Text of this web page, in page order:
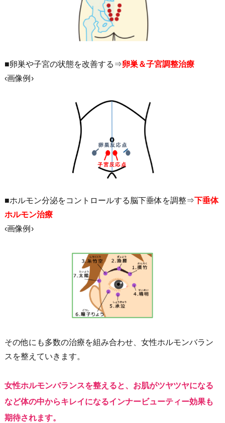
■卵巣や子宮の状態を改善する⇒卵巣＆子宮調整治療
‹画像例›
■ホルモン分泌をコントロールする脳下垂体を調整⇒下垂体
ホルモン治療
‹画像例›
その他にも多数の治療を組み合わせ、女性ホルモンバラン
スを整えていきます。
女性ホルモンバランスを整えると、お肌がツヤツヤになる
など体の中からキレイになるインナービューティー効果も
期待されます。